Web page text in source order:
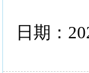
日期：